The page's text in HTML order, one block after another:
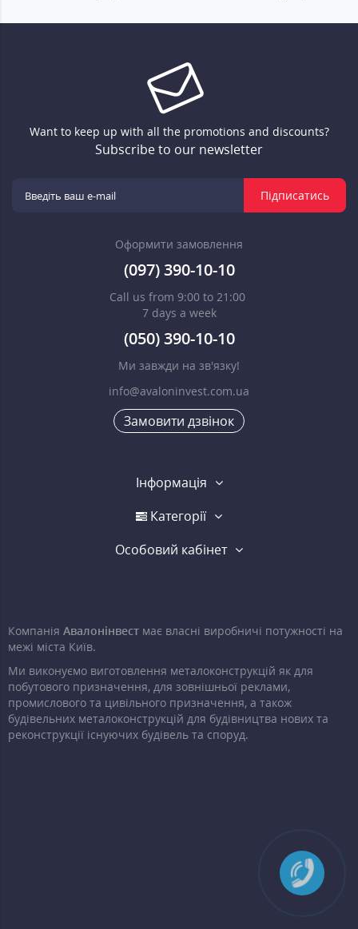
Want to keep up with all the promotions and discounts?
Subscribe to our newsletter
Підписатись
Оформити замовлення
(097) 390-10-10
Call us from 9:00 to 21:00
7 days a week
(050) 390-10-10
Ми завжди на зв'язку!
info@avaloninvest.com.ua
Замовити дзвінок
Інформація
Категорії
Особовий кабінет
Компанія Авалонінвест має власні виробничі потужності на
межі міста Київ.
Ми виконуємо виготовлення металоконструкцій як для
побутового призначення, для зовнішньої реклами,
промислового та цивільного призначення, а також
будівельних металоконструкцій для будівництва нових та
реконструкції існуючих будівель та споруд.